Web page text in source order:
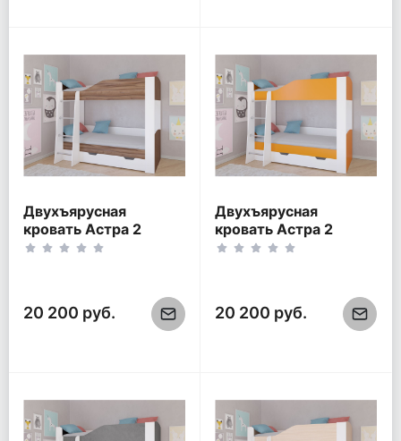
Двухъярусная
кровать Астра 2
Белый/Орех
20 200 руб.
Двухъярусная
кровать Астра 2
Белый/Оранжевый
20 200 руб.